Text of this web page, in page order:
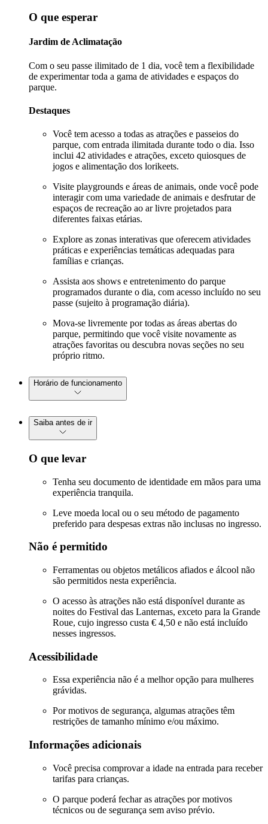
O que esperar
Jardim de Aclimatação
Com o seu passe ilimitado de 1 dia, você tem a flexibilidade
de experimentar toda a gama de atividades e espaços do
parque.
Destaques
Você tem acesso a todas as atrações e passeios do
parque, com entrada ilimitada durante todo o dia. Isso
inclui 42 atividades e atrações, exceto quiosques de
jogos e alimentação dos lorikeets.
Visite playgrounds e áreas de animais, onde você pode
interagir com uma variedade de animais e desfrutar de
espaços de recreação ao ar livre projetados para
diferentes faixas etárias.
Explore as zonas interativas que oferecem atividades
práticas e experiências temáticas adequadas para
famílias e crianças.
Assista aos shows e entretenimento do parque
programados durante o dia, com acesso incluído no seu
passe (sujeito à programação diária).
Mova-se livremente por todas as áreas abertas do
parque, permitindo que você visite novamente as
atrações favoritas ou descubra novas seções no seu
próprio ritmo.
Horário de funcionamento
Saiba antes de ir
O que levar
Tenha seu documento de identidade em mãos para uma
experiência tranquila.
Leve moeda local ou o seu método de pagamento
preferido para despesas extras não inclusas no ingresso.
Não é permitido
Ferramentas ou objetos metálicos afiados e álcool não
são permitidos nesta experiência.
O acesso às atrações não está disponível durante as
noites do Festival das Lanternas, exceto para la Grande
Roue, cujo ingresso custa € 4,50 e não está incluído
nesses ingressos.
Acessibilidade
Essa experiência não é a melhor opção para mulheres
grávidas.
Por motivos de segurança, algumas atrações têm
restrições de tamanho mínimo e/ou máximo.
Informações adicionais
Você precisa comprovar a idade na entrada para receber
tarifas para crianças.
O parque poderá fechar as atrações por motivos
técnicos ou de segurança sem aviso prévio.